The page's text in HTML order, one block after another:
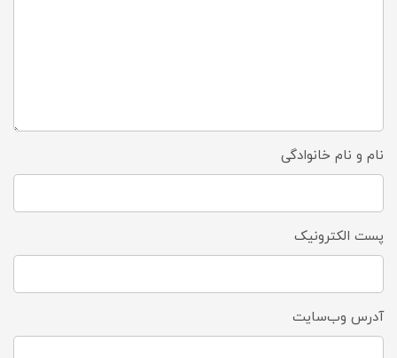
نام و نام خانوادگی
پست الکترونیک
آدرس وب‌سایت